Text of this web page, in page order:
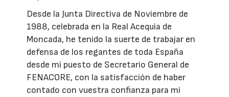
Desde la Junta Directiva de Noviembre de
1988, celebrada en la Real Acequia de
Moncada, he tenido la suerte de trabajar en
defensa de los regantes de toda España
desde mi puesto de Secretario General de
FENACORE, con la satisfacción de haber
contado con vuestra confianza para mi